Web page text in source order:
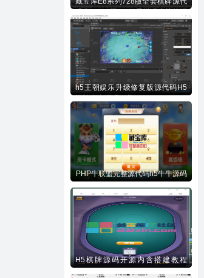
码下载
h5王朝娱乐升级修复版源代码H5
PHP牛联盟完整源代码h5牛牛源码
H5棋牌源码开源内含搭建教程